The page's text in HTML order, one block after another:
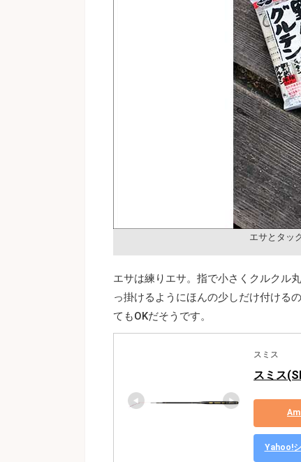
エサとタッ
エサは練りエサ。指で小さくクルクル
っ掛けるようにほんの少しだけ付ける
てもOKだそうです。
スミス
スミス
Yahoo!